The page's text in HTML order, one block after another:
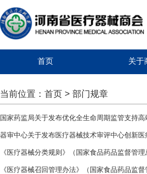
首页 关于
当前位置： 首页 > 部门规章
国家药监局关于发布优化全生命周期监管支持
器审中心关于发布医疗器械技术审评中心创新
《医疗器械分类规则》（国家食品药品监督管理
《医疗器械召回管理办法》（国家食品药品监督